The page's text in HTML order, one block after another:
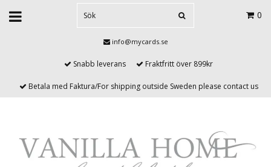
0
info@mycards.se
Snabb leverans Fraktfritt över 899kr
Betala med Faktura/For shipping outside Sweden please contact us